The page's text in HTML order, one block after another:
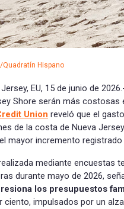
Hispano
Jersey, EU, 15 de junio de
Shore serán más costosas
Union reveló que el
de la costa de Nueva
mayor incremento registrado
mediante encuestas
durante mayo de 2026,
los presupuestos
ciento, impulsados por un